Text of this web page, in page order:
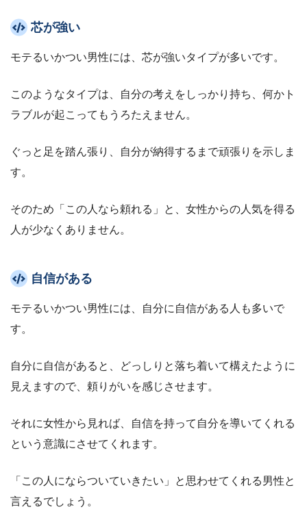
芯が強い
モテるいかつい男性には、芯が強いタイプが多いです。
このようなタイプは、自分の考えをしっかり持ち、何かト
ラブルが起こってもうろたえません。
ぐっと足を踏ん張り、自分が納得するまで頑張りを示しま
す。
そのため「この人なら頼れる」と、女性からの人気を得る
人が少なくありません。
自信がある
モテるいかつい男性には、自分に自信がある人も多いで
す。
自分に自信があると、どっしりと落ち着いて構えたように
見えますので、頼りがいを感じさせます。
それに女性から見れば、自信を持って自分を導いてくれる
という意識にさせてくれます。
「この人にならついていきたい」と思わせてくれる男性と
言えるでしょう。